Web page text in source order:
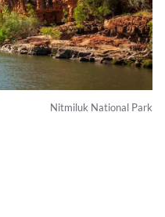
Nitmiluk National Park